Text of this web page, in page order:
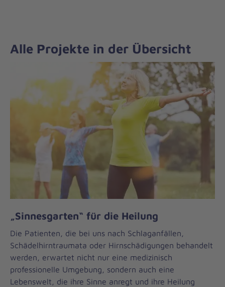
Alle Projekte in der Übersicht
„Sinnesgarten“ für die Heilung
Die Patienten, die bei uns nach Schlaganfällen,
Schädelhirntraumata oder Hirnschädigungen behandelt
werden, erwartet nicht nur eine medizinisch
professionelle Umgebung, sondern auch eine
Lebenswelt, die ihre Sinne anregt und ihre Heilung